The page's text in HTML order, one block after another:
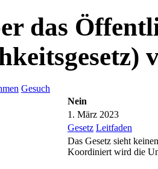
das
Gesuch
Nein
1. März 2023
Gesetz Leitfaden
Das Gesetz sieht
Koordiniert wird die